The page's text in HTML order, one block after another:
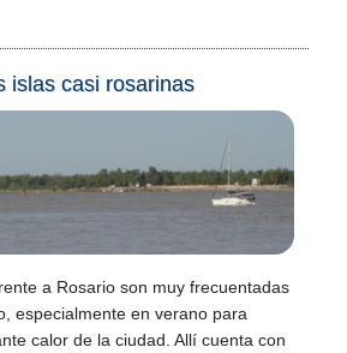
islas casi rosarinas
a Rosario son muy frecuentadas
especialmente en verano para
calor de la ciudad. Allí cuenta con